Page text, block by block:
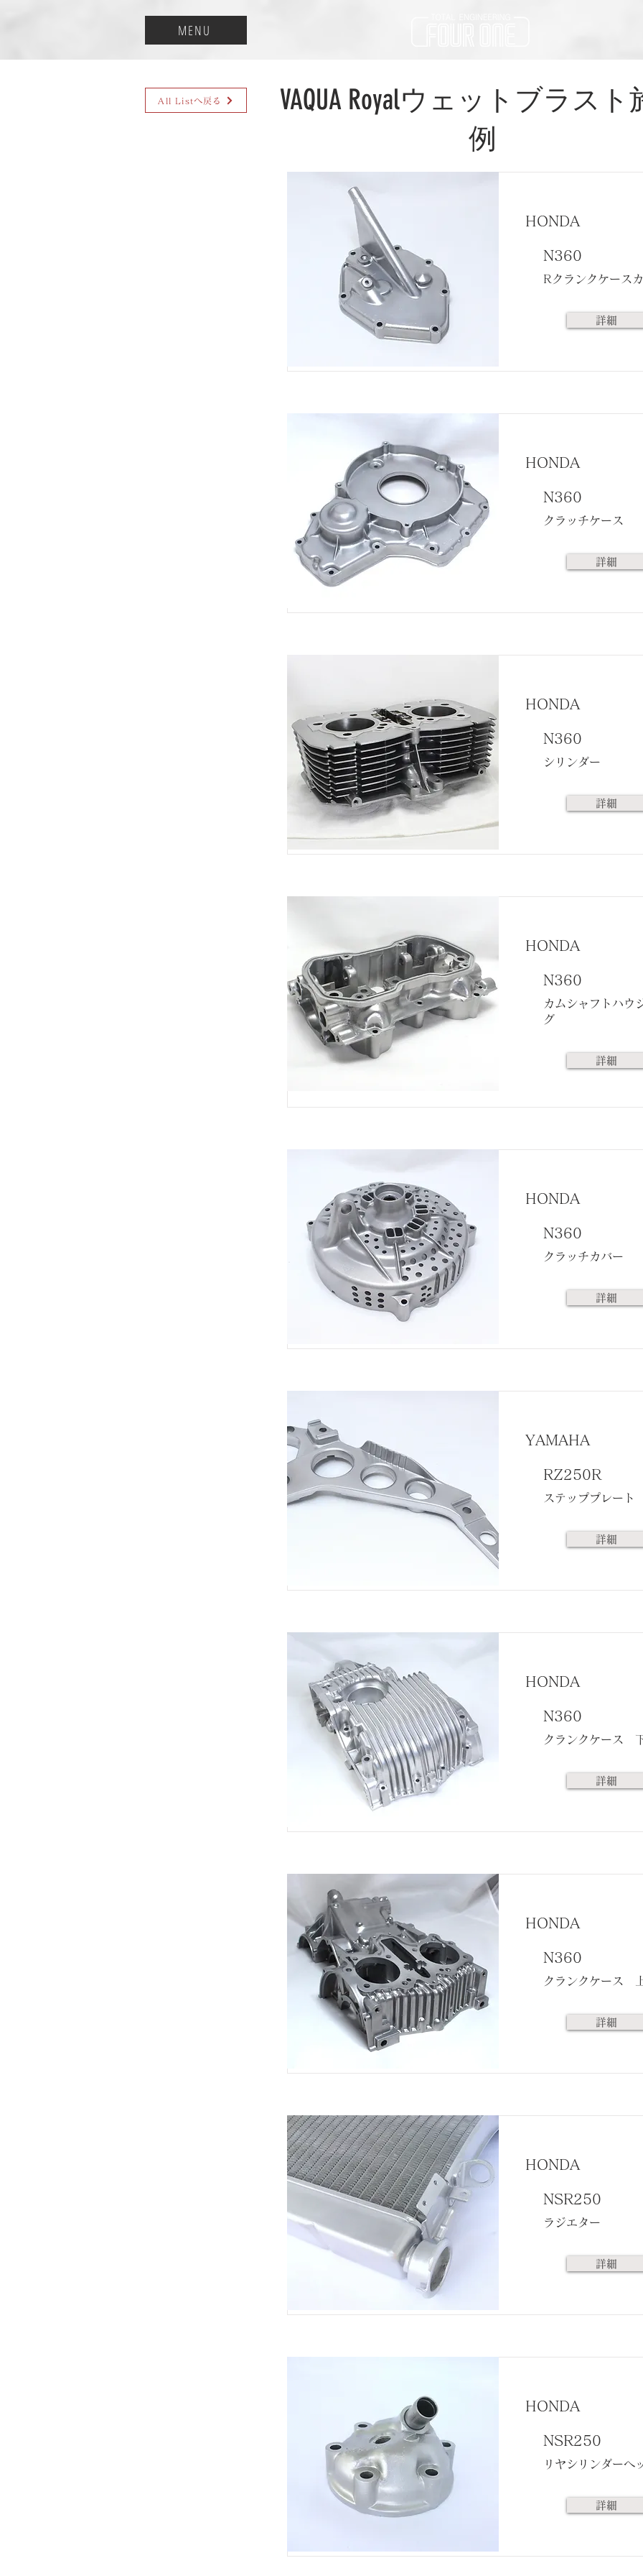
MENU
All Listへ戻る
VAQUA Royalウェットブラスト
例
HONDA
N360
Rクランクケース
詳細
HONDA
N360
クラッチケース
詳細
HONDA
N360
シリンダー
詳細
HONDA
N360
カムシャフトハウ
グ
詳細
HONDA
N360
クラッチカバー
詳細
YAMAHA
RZ250R
ステッププレート
詳細
HONDA
N360
クランクケース
詳細
HONDA
N360
クランクケース
詳細
HONDA
NSR250
ラジエター
詳細
HONDA
NSR250
リヤシリンダーヘ
詳細